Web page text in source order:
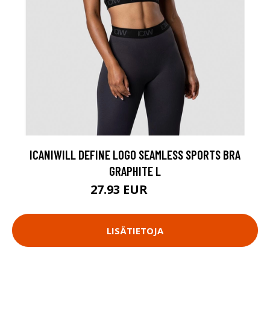
ICANIWILL DEFINE LOGO SEAMLESS SPORTS BRA
GRAPHITE L
27.93 EUR
LISÄTIETOJA